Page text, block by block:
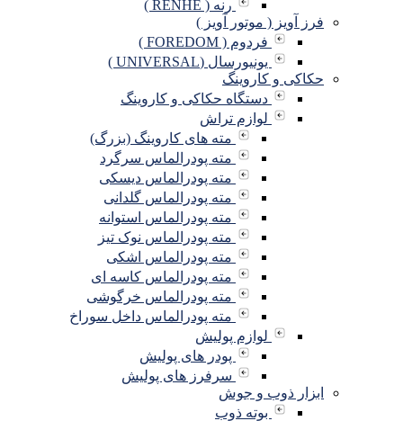
رنه ( RENHE )
فرز آویز ( موتور آویز )
فردوم ( FOREDOM )
یونیورسال (UNIVERSAL )
حکاکی و کاروینگ
دستگاه حکاکی و کاروینگ
لوازم تراش
مته های کاروینگ (بزرگ)
مته پودرالماس سرگرد
مته پودرالماس دیسکی
مته پودرالماس گلدانی
مته پودرالماس استوانه
مته پودرالماس نوک تیز
مته پودرالماس اشکی
مته پودرالماس کاسه ای
مته پودرالماس خرگوشی
مته پودرالماس داخل سوراخ
لوازم پولیش
پودر های پولیش
سرفرز های پولیش
ابزار ذوب و جوش
بوته ذوب